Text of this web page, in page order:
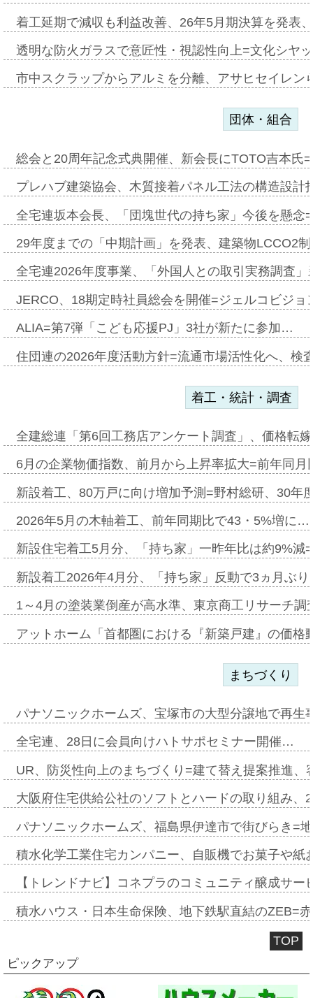
着工延期で減収も利益改善、26年5月期決算を発表
透明な防火ガラスで意匠性・視認性向上=文化シヤ
市中スクラップからアルミを分離、アサヒセイレ
団体・組合
総会と20周年記念式典開催、新会長にTOTO吉本氏
プレハブ建築協会、木質接着パネル工法の構造設
全宅連坂本会長、「団塊世代の持ち家」今後を懸
29年度までの「中期計画」を発表、建築物LCCO2
全宅連2026年度事業、「外国人との取引実務調査
JERCO、18期定時社員総会を開催=ジェルコビジ
ALIA=第7弾「こども応援PJ」3社が新たに参加…
住団連の2026年度活動方針=流通市場活性化へ、検
着工・統計・調査
全建総連「第6回工務店アンケート調査」、価格転
6月の企業物価指数、前月から上昇率拡大=前年同
新設着工、80万戸に向け増加予測=野村総研、30年
2026年5月の木軸着工、前年同期比で43・5%増に…
新設住宅着工5月分、「持ち家」一昨年比は約9%
新設着工2026年4月分、「持ち家」反動で3ヵ月ぶ
1～4月の塗装業倒産が高水準、東京商工リサーチ
アットホーム「首都圏における『新築戸建』の価
まちづくり
パナソニックホームズ、宝塚市の大型分譲地で再
全宅連、28日に会員向けハトサポセミナー開催…
UR、防災性向上のまちづくり=建て替え提案推進
大阪府住宅供給公社のソフトとハードの取り組み
パナソニックホームズ、福島県伊達市で街びらき=
積水化学工業住宅カンパニー、自販機でお菓子や
【トレンドナビ】コネプラのコミュニティ醸成サ
積水ハウス・日本生命保険、地下鉄駅直結のZEB=
TOP
ピックアップ